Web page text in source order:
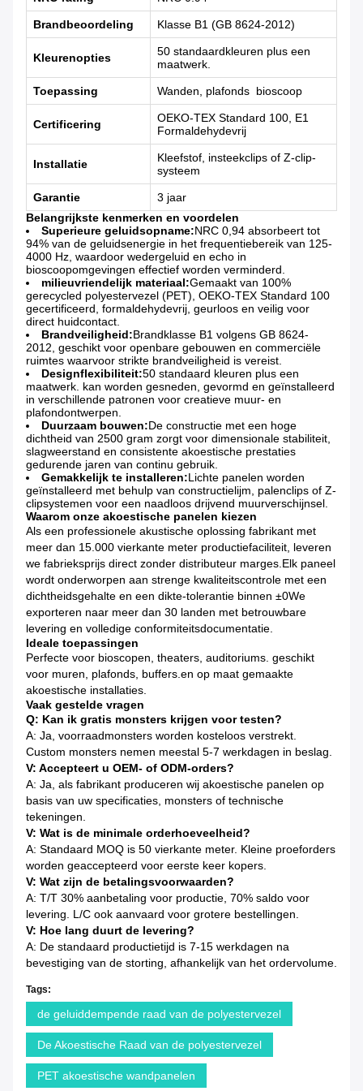
Brandbeoordeling Klasse B1 (GB 8624-2012)
Kleurenopties
50 standaardkleuren plus een
maatwerk.
Toepassing Wanden, plafonds ️ bioscoop
Certificering
OEKO-TEX Standard 100, E1
Formaldehydevrij
Installatie
Kleefstof, insteekclips of Z-clip-
systeem
Garantie
3 jaar
Belangrijkste kenmerken en voordelen
Superieure geluidsopname:NRC 0,94 absorbeert tot
94% van de geluidsenergie in het frequentiebereik van 125-
4000 Hz, waardoor wedergeluid en echo in
bioscoopomgevingen effectief worden verminderd.
milieuvriendelijk materiaal:Gemaakt van 100%
gerecycled polyestervezel (PET), OEKO-TEX Standard 100
gecertificeerd, formaldehydevrij, geurloos en veilig voor
direct huidcontact.
Brandveiligheid:Brandklasse B1 volgens GB 8624-
2012, geschikt voor openbare gebouwen en commerciële
ruimtes waarvoor strikte brandveiligheid is vereist.
Designflexibiliteit:50 standaard kleuren plus een
maatwerk. kan worden gesneden, gevormd en geïnstalleerd
in verschillende patronen voor creatieve muur- en
plafondontwerpen.
Duurzaam bouwen:De constructie met een hoge
dichtheid van 2500 gram zorgt voor dimensionale stabiliteit,
slagweerstand en consistente akoestische prestaties
gedurende jaren van continu gebruik.
Gemakkelijk te installeren:Lichte panelen worden
geïnstalleerd met behulp van constructielijm, palenclips of Z-
clipsystemen voor een naadloos drijvend muurverschijnsel.
Waarom onze akoestische panelen kiezen
Als een professionele akustische oplossing fabrikant met
meer dan 15.000 vierkante meter productiefaciliteit, leveren
we fabrieksprijs direct zonder distributeur marges.Elk paneel
wordt onderworpen aan strenge kwaliteitscontrole met een
dichtheidsgehalte en een dikte-tolerantie binnen ±0We
exporteren naar meer dan 30 landen met betrouwbare
levering en volledige conformiteitsdocumentatie.
Ideale toepassingen
Perfecte voor bioscopen, theaters, auditoriums. geschikt
voor muren, plafonds, buffers.en op maat gemaakte
akoestische installaties.
Vaak gestelde vragen
Q: Kan ik gratis monsters krijgen voor testen?
A: Ja, voorraadmonsters worden kosteloos verstrekt.
Custom monsters nemen meestal 5-7 werkdagen in beslag.
V: Accepteert u OEM- of ODM-orders?
A: Ja, als fabrikant produceren wij akoestische panelen op
basis van uw specificaties, monsters of technische
tekeningen.
V: Wat is de minimale orderhoeveelheid?
A: Standaard MOQ is 50 vierkante meter. Kleine proeforders
worden geaccepteerd voor eerste keer kopers.
V: Wat zijn de betalingsvoorwaarden?
A: T/T 30% aanbetaling voor productie, 70% saldo voor
levering. L/C ook aanvaard voor grotere bestellingen.
V: Hoe lang duurt de levering?
A: De standaard productietijd is 7-15 werkdagen na
bevestiging van de storting, afhankelijk van het ordervolume.
Tags:
de geluiddempende raad van de polyestervezel
De Akoestische Raad van de polyestervezel
PET akoestische wandpanelen